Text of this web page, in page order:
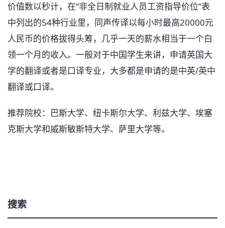
价值数以秒计，在“非全日制就业人员工资指导价位”表
中列出的54种行业里，同声传译以每小时最高20000元
人民币的价格拔得头筹，几乎一天的薪水相当于一个白
领一个月的收入。一般对于中国学生来讲，申请英国大
学的翻译或者是口译专业，大多都是申请的是中英/英中
翻译或口译。
推荐院校：巴斯大学、纽卡斯尔大学、利兹大学、埃塞
克斯大学和威斯敏斯特大学、萨里大学等。
搜索